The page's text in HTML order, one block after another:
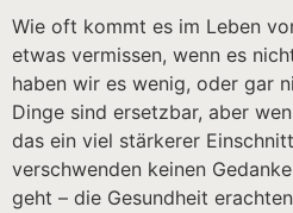
Wie oft kommt es im Leben
etwas vermissen, wenn es
haben wir es wenig, oder gar
Dinge sind ersetzbar, aber
das ein viel stärkerer
verschwenden keinen
geht – die Gesundheit